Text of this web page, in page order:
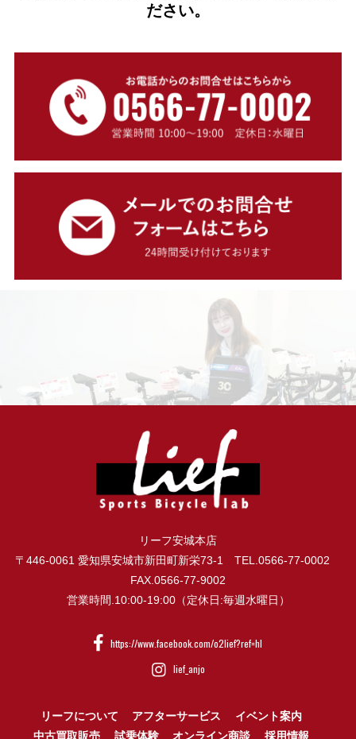
ださい。
リーフ安城本店
〒446-0061 愛知県安城市新田町新栄73-1 TEL.0566-77-0002
FAX.0566-77-9002
営業時間.10:00-19:00（定休日:毎週水曜日）
https://www.facebook.com/o2lief?ref=hl
lief_anjo
リーフについて アフターサービス
イベント案内
中古買取販売
試乗体験 オンライン商談 採用情報